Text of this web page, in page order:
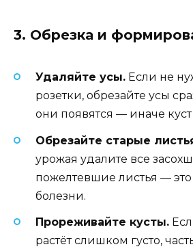
3. Обрезка и
Удаляйте усы. Если не
розетки, обрезайте усы
они появятся — иначе куст
Обрезайте старые
урожая удалите все
пожелтевшие листья —
болезни.
Прореживайте кусты.
растёт слишком густо,